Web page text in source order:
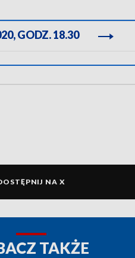
GODZ. 18.30
NA X
TAKŻE